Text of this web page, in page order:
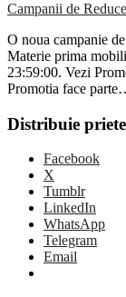
Campanii de
O noua campanie
Materie prima
23:59:00. Vezi
Promotia face
Distribuie
Facebook
X
Tumblr
LinkedIn
WhatsApp
Telegram
Email